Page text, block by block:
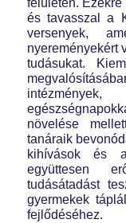
felületén. Ezekre
és tavasszal a
versenyek,
nyereményekért
tudásukat.
növelése
tanáraik
kihívások és
együttesen
tudásátadást
gyermekek
fejlődéséhez.